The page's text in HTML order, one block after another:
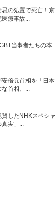
の処置で死亡！京
医療事故...
当事者たちの本
倍元首相を「日本
な首相、...
したNHKスペシャ
真実」...